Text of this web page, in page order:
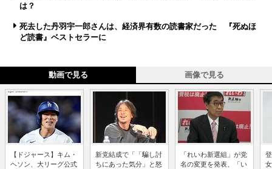
は？
死去した丹羽宇一郎さんは、経済界有数の読書家だった 『死ぬほ
ど読書』ベストセラーに
動画で見る 画像で見る
【ドジャース】キム・
ヘソン、大リーグ公式
新党結成で「「騙し討
ちにあった気分」と怒
「れいわ新選組」が党
名の変更を発表、「い